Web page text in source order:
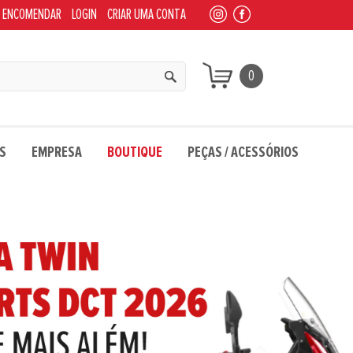
LOGIN CRIAR UMA CONTA
0
EMPRESA BOUTIQUE PEÇAS / ACESSÓRIOS